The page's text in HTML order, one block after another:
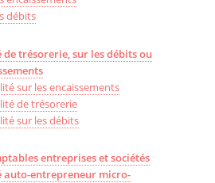
débits
trésorerie, sur les débits ou
sur les encaissements
de trésorerie
sur les débits
entreprises et sociétés
auto-entrepreneur micro-